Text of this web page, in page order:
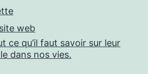
web
ce qu’il faut savoir sur leur
dans nos vies.